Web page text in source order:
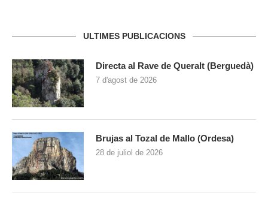
ULTIMES PUBLICACIONS
Directa al Rave de Queralt (Berguedà)
7 d'agost de 2026
Brujas al Tozal de Mallo (Ordesa)
28 de juliol de 2026